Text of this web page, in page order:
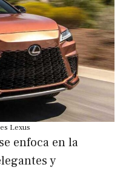
Lexus
enfoca en la
y